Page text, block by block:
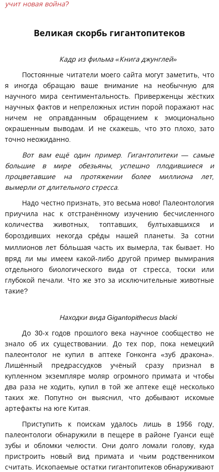
учит новая война?
Великая скорбь гигантопитеков
Кадр из фильма «Книга джунглей»
Постоянные читатели моего сайта могут заметить, что
я иногда обращаю ваше внимание на необычную для
научного мира сентиментальность. Приверженцы жёстких
научных фактов и непреложных истин порой поражают нас
ничем не оправданным обращением к эмоционально
окрашенным выводам. И не скажешь, что это плохо, зато
точно неожиданно.
Вот вам ещё один пример. Гигантопитеки — самые
большие в мире обезьяны, успешно плодившиеся и
процветавшие на протяжении более миллиона лет,
вымерли от длительного стресса.
Надо честно признать, это весьма ново! Палеонтология
приучила нас к отстранённому изучению бесчисленного
количества животных, топтавших, бултыхавшихся и
бороздивших некогда сре́ды нашей планеты. За сотни
миллионов летбо́льшая часть их вымерла, так бывает. Но
вряд ли мы имеем какой-либо другой пример вымирания
отдельного биологического вида от стресса, тоски или
глубокой печали. Что же это за исключительные животные
такие?
Находки вида Gigantopithecus blacki
До 30-х годов прошлого века научное сообщество не
знало об их существовании. До тех пор, пока немецкий
палеонтолог не купил в аптеке Гонконга «зуб дракона».
Лишённый предрассудков учёный сразу признал в
купленном экземпляре моляр огромного примата и чтобы
два раза не ходить, купил в той же аптеке ещё несколько
таких же. Попутно он выяснил, что добывают искомые
артефакты на юге Китая.
Приступить к поискам удалось лишь в 1956 году,
палеонтологи обнаружили в пещере в районе Гуанси ещё
зубы и обломки челюсти. Они долго ломали голову, куда
пристроить новый вид примата и чьим родственником
считать. Ископаемые остатки гигантопитеков обнаруживают